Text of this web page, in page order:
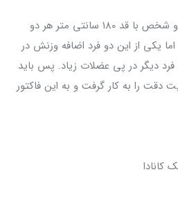
یا در مثالی بهتر فرض کنید دو شخص با قد 180 سانتی متر هر دو
اما یکی از این دو فرد اضافه وزنش در
دیگر در پی عضلات زیاد. پس باید
دقت را به کار گرفت و به این فاکتور
كانادا